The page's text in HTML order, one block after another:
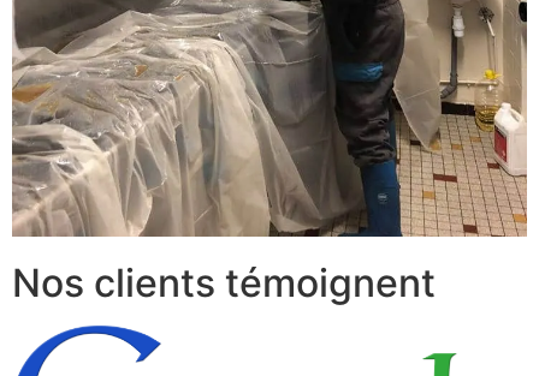
Nos clients témoignent